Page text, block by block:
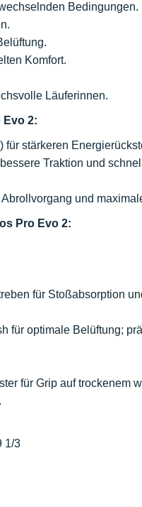
Bedingungen.
Komfort.
Läuferinnen.
Evo 2:
stärkeren
Traktion und
und
Pro Evo 2:
für Stoßabsorption
für optimale Belüftung;
für Grip auf trockenem
1/3